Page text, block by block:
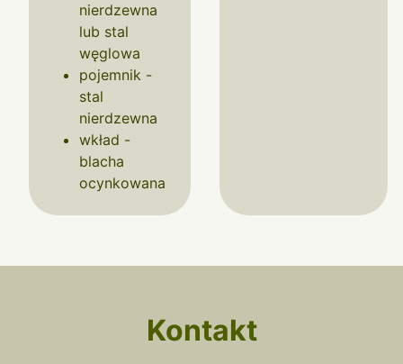
nierdzewna
lub stal
węglowa
pojemnik -
stal
nierdzewna
wkład -
blacha
ocynkowana
Kontakt